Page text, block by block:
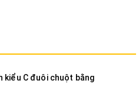
kiểu C đuôi chuột bằng